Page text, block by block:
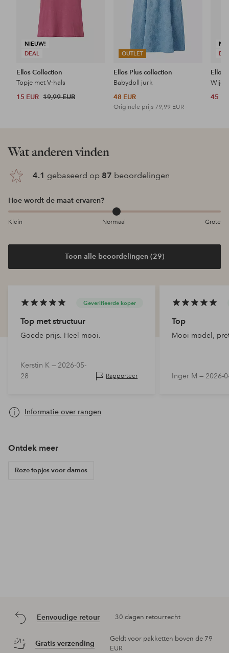
NIEUW!
DEAL
Ellos Collection
Topje met V-hals
15 EUR 19,99 EUR
OUTLET
Ellos Plus collection
Babydoll jurk
48 EUR
Originele prijs 79,99 EUR
Ellos
45
Wat anderen vinden
4.1 gebaseerd op 87 beoordelingen
Hoe wordt de maat ervaren?
Klein Normaal Grote
Toon alle beoordelingen (29)
Geverifieerde koper
Top met structuur
Goede prijs. Heel mooi.
Kerstin K — 2026-05-
28
Rapporteer
Top
Mooi model,
Inger M — 2026-
Informatie over rangen
Ontdek meer
Roze topjes voor dames
Eenvoudige retour 30 dagen retourrecht
Gratis verzending
Geldt voor pakketten boven de 79
EUR